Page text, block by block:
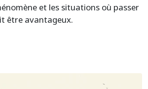
et les situations où passer
être avantageux.